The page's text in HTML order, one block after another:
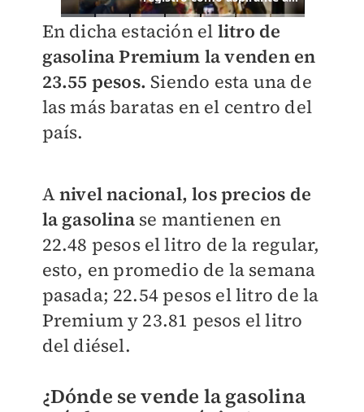
En dicha estación el litro de
gasolina Premium la venden en
23.55 pesos. Siendo esta una de
las más baratas en el centro del
país.
Anivel nacional, los precios de
la gasolinase mantienen en
22.48 pesos el litro de la regular,
esto, en promedio de la semana
pasada; 22.54 pesos el litro de la
Premium y 23.81 pesos el litro
del diésel.
¿Dónde se vende la gasolina